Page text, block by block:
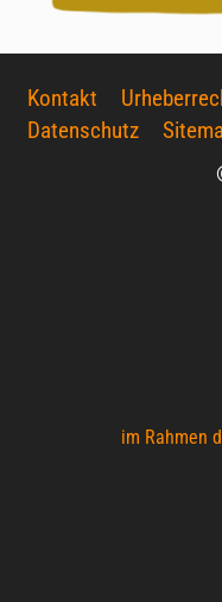
Kontakt
Datenschutz
im Rahmen